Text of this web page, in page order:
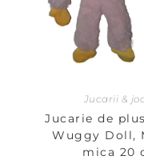
Jucarii &
Jucarie de
Wuggy Doll,
mica 20